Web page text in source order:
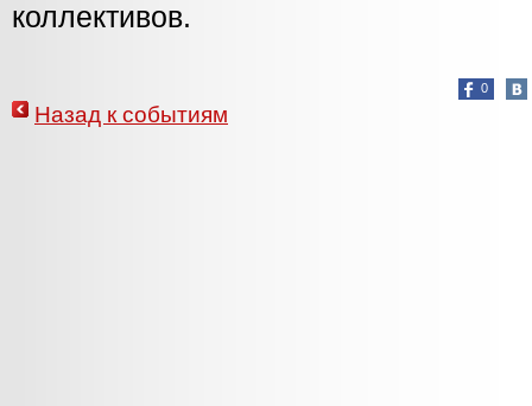
коллективов.
0
Назад к событиям